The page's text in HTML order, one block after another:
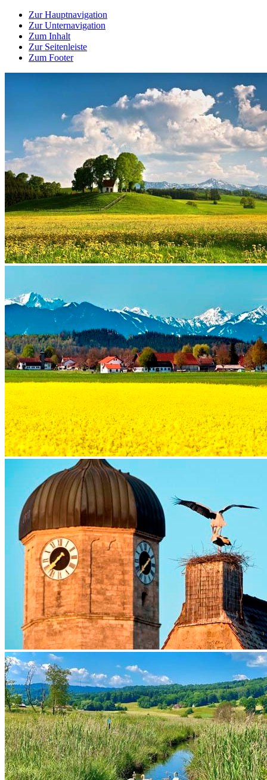
Zur Hauptnavigation
Zur Unternavigation
Zum Inhalt
Zur Seitenleiste
Zum Footer